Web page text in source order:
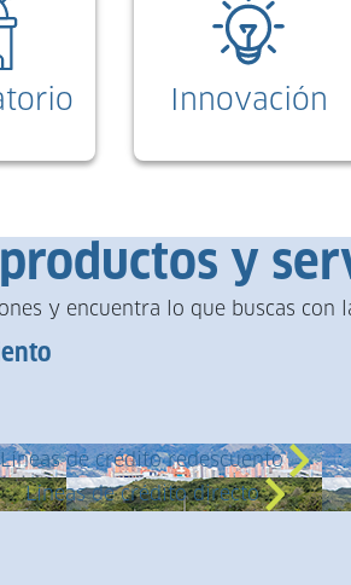
Innovación
y
y encuentra lo que buscas con
Líneas de crédito redescuento
Líneas de crédito directo